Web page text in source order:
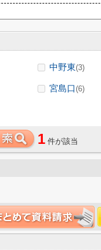
中野東(3)
宮島口(6)
1 件が該当